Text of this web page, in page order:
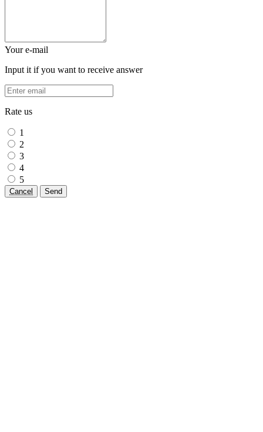
Your e-mail
Input it if you want to receive answer
Rate us
1
2
3
4
5
Cancel Send